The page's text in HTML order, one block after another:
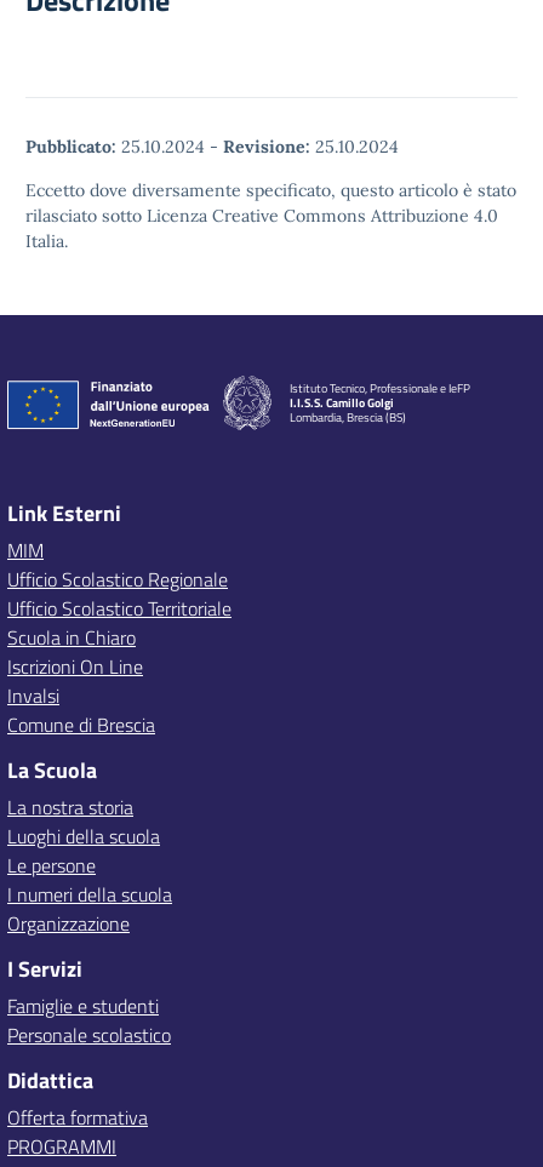
Pubblicato: 25.10.2024 - Revisione: 25.10.2024
Eccetto dove diversamente specificato, questo articolo è stato
rilasciato sotto Licenza Creative Commons Attribuzione 4.0
Italia.
Istituto Tecnico, Professionale e IeFP
I.I.S.S. Camillo Golgi
Lombardia, Brescia (BS)
Link Esterni
MIM
Ufficio Scolastico Regionale
Ufficio Scolastico Territoriale
Scuola in Chiaro
Iscrizioni On Line
Invalsi
Comune di Brescia
La Scuola
La nostra storia
Luoghi della scuola
Le persone
I numeri della scuola
Organizzazione
I Servizi
Famiglie e studenti
Personale scolastico
Didattica
Offerta formativa
PROGRAMMI